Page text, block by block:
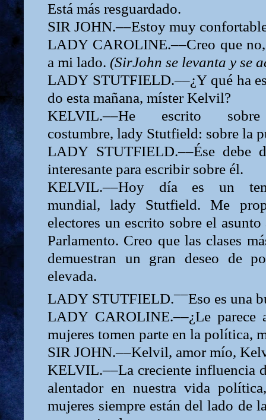
Está más resguardado.
SIR JOHN.––Estoy muy
LADY CAROLINE.––Creo que
a mi lado. (SirJohn se levanta y se
LADY STUTFIELD.––¿Y qué ha
do esta mañana, míster Kelvil?
KELVIL.––He escrito
costumbre, lady Stutfield: sobre la
LADY STUTFIELD.––Ése debe
inte­resante para escribir sobre él.
KELVIL.––Hoy día es un
mundial,lady Stutfield. Me
electores un escrito sobre el asunto
Parlamento. Creo que las clases
demuestran un gran deseo de
elevada.
LADY STUTFIELD.––Eso es una
LADY CAROLINE.––¿Le
mujeres tomen parte en la política,
SIR JOHN.––Kelvil, amor mío,
KELVIL.––La creciente influencia
alentador en nuestra vida
mujeres siempre están del lado de